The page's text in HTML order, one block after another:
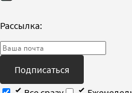
Рассылка:
Подписаться